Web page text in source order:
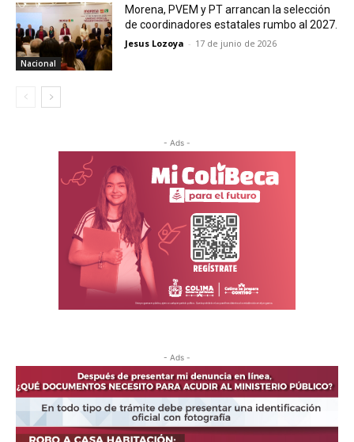
Nacional
Morena, PVEM y PT arrancan la selección
de coordinadores estatales rumbo al 2027.
Jesus Lozoya - 17 de junio de 2026
- Ads -
- Ads -